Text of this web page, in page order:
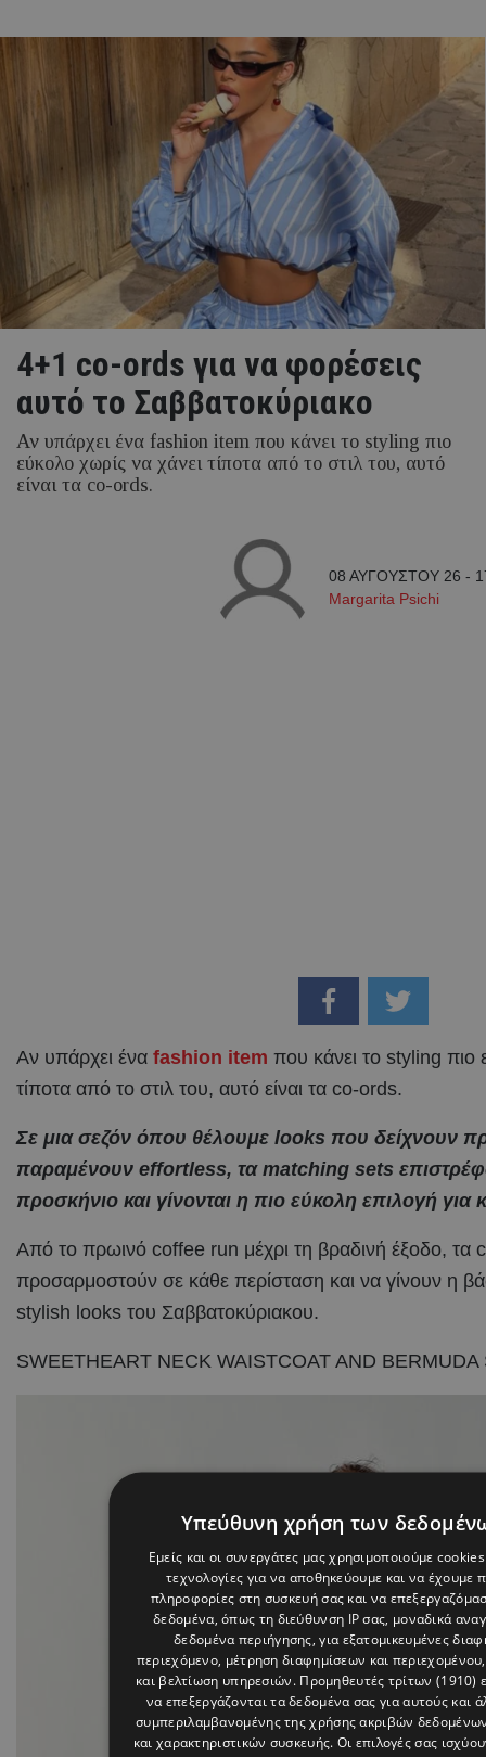
4+1 co-ords για να φορέσεις
αυτό το Σαββατοκύριακο
Αν υπάρχει ένα fashion item που κάνει το styling πιο
εύκολο χωρίς να χάνει τίποτα από το στιλ του, αυτό
είναι τα co-ords.
08 ΑΥΓΟΥΣΤΟΥ 26 -
Margarita Psichi
Αν υπάρχει ένα fashion item που κάνει το styling πιο
τίποτα από το στιλ του, αυτό είναι τα co-ords.
Σε μια σεζόν όπου θέλουμε looks που δείχνουν
παραμένουν effortless, τα matching sets
προσκήνιο και γίνονται η πιο εύκολη επιλογή
Από το πρωινό coffee run μέχρι τη βραδινή έξοδο,
προσαρμοστούν σε κάθε περίσταση και να γίνουν η
stylish looks του Σαββατοκύριακου.
SWEETHEART NECK WAISTCOAT AND
Υπεύθυνη χρήση των
Εμείς και οι συνεργάτες μας χρησιμοποιούμε
τεχνολογίες για να αποθηκεύουμε και να έχουμε
πληροφορίες στη συσκευή σας και να
δεδομένα, όπως τη διεύθυνση IP σας, μοναδικά
δεδομένα περιήγησης, για εξατομικευμένες
περιεχόμενο, μέτρηση διαφημίσεων και
και βελτίωση υπηρεσιών. Προμηθευτές τρίτων (1910)
να επεξεργάζονται τα δεδομένα σας για αυτούς και
συμπεριλαμβανομένης της χρήσης ακριβών
και χαρακτηριστικών συσκευής. Οι επιλογές σας